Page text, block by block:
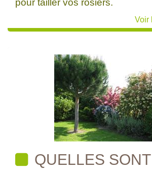
pour tailler vos rosiers.
Voir
QUELLES